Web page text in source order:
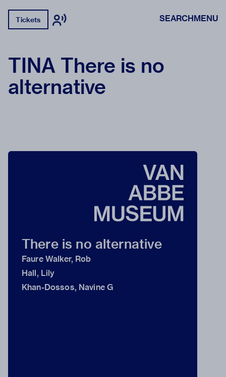
Tickets SEARCHMENU
TINA There is no
alternative
There is no alternative
Faure Walker, Rob
Hall, Lily
Khan-Dossos, Navine G